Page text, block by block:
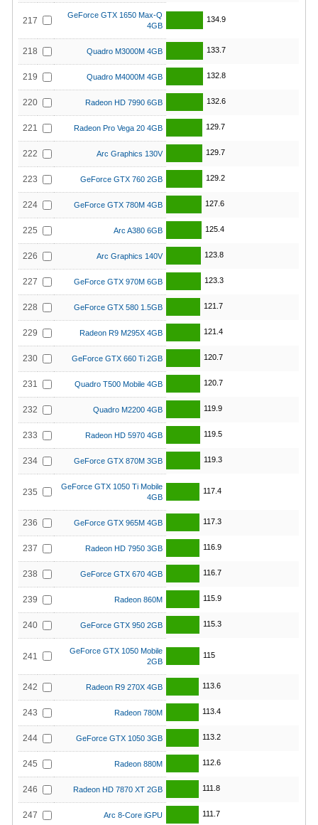
217
GeForce GTX 1650 Max-Q
4GB
134.9
218 Quadro M3000M 4GB 133.7
219 Quadro M4000M 4GB 132.8
220 Radeon HD 7990 6GB 132.6
221 Radeon Pro Vega 20 4GB 129.7
222 Arc Graphics 130V 129.7
223 GeForce GTX 760 2GB 129.2
224 GeForce GTX 780M 4GB 127.6
225 Arc A380 6GB 125.4
226 Arc Graphics 140V 123.8
227 GeForce GTX 970M 6GB 123.3
228 GeForce GTX 580 1.5GB 121.7
229 Radeon R9 M295X 4GB 121.4
230 GeForce GTX 660 Ti 2GB 120.7
231 Quadro T500 Mobile 4GB 120.7
232 Quadro M2200 4GB 119.9
233 Radeon HD 5970 4GB 119.5
234 GeForce GTX 870M 3GB 119.3
235
GeForce GTX 1050 Ti Mobile
4GB
117.4
236 GeForce GTX 965M 4GB 117.3
237 Radeon HD 7950 3GB 116.9
238 GeForce GTX 670 4GB 116.7
239 Radeon 860M 115.9
240 GeForce GTX 950 2GB 115.3
241
GeForce GTX 1050 Mobile
2GB
115
242 Radeon R9 270X 4GB 113.6
243 Radeon 780M 113.4
244 GeForce GTX 1050 3GB 113.2
245 Radeon 880M 112.6
246 Radeon HD 7870 XT 2GB 111.8
247 Arc 8-Core iGPU 111.7